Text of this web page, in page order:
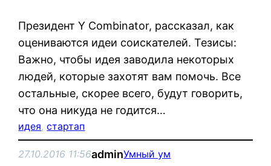
Президент Y Combinator, рассказал, как
оцениваются идеи соискателей. Тезисы:
Важно, чтобы идея заводила некоторых
людей, которые захотят вам помочь. Все
остальные, скорее всего, будут говорить,
что она никуда не годится…
идея, стартап
27.10.2016 11:56adminУмный ум